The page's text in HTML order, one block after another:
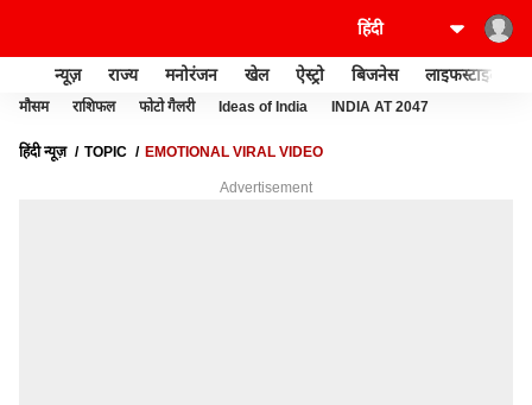
न्यूज़ राज्य मनोरंजन खेल ऐस्ट्रो बिजनेस लाइफस्टाइल
मौसम राशिफल फोटो गैलरी Ideas of India INDIA AT 2047
हिंदी न्यूज़ TOPIC EMOTIONAL VIRAL VIDEO
Advertisement